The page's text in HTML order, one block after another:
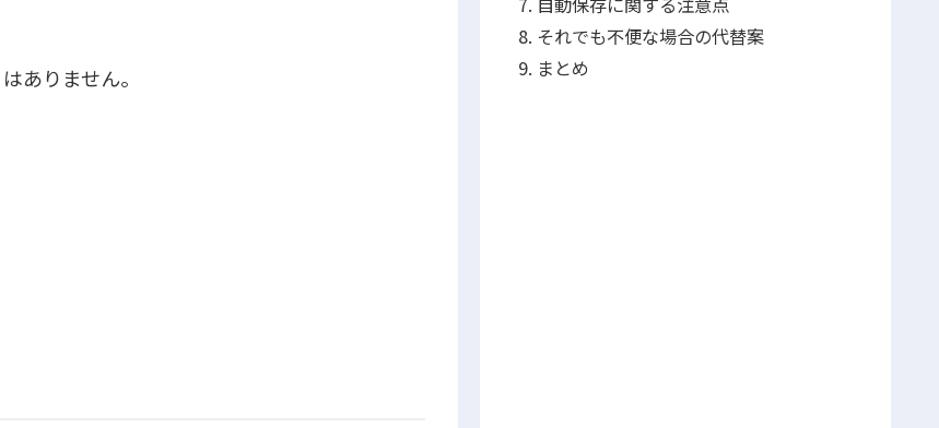
はありません。
それでも不便な場合の代替案
まとめ